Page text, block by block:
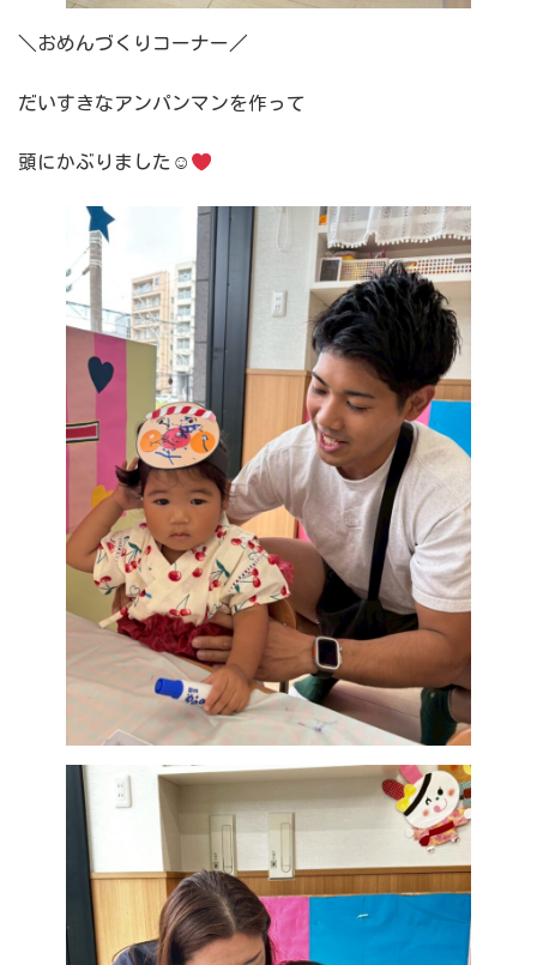
＼おめんづくりコーナー／
だいすきなアンパンマンを作って
頭にかぶりました☺